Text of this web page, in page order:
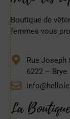
Boutique de
femmes vous
Rue Joseph
6222 – Brye
La Boutique